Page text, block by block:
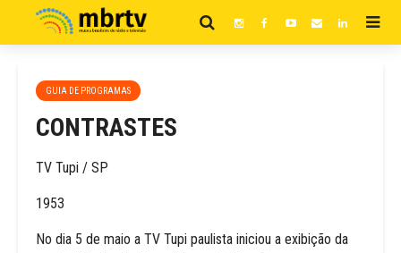
GUIA DE PROGRAMAS
CONTRASTES
TV Tupi / SP
1953
No dia 5 de maio a TV Tupi paulista iniciou a exibição da